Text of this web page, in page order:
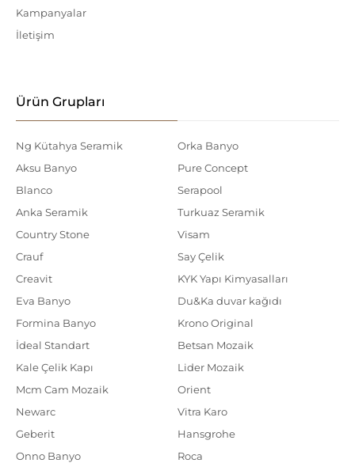
Kampanyalar
İletişim
Ürün Grupları
Ng Kütahya Seramik
Aksu Banyo
Blanco
Anka Seramik
Country Stone
Crauf
Creavit
Eva Banyo
Formina Banyo
İdeal Standart
Kale Çelik Kapı
Mcm Cam Mozaik
Newarc
Geberit
Onno Banyo
Orka Banyo
Pure Concept
Serapool
Turkuaz Seramik
Visam
Say Çelik
KYK Yapı Kimyasalları
Du&Ka duvar kağıdı
Krono Original
Betsan Mozaik
Lider Mozaik
Orient
Vitra Karo
Hansgrohe
Roca